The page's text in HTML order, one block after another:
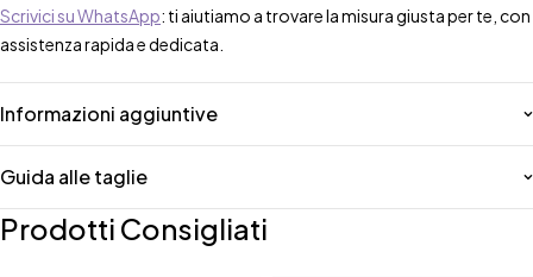
Scrivici su WhatsApp: ti aiutiamo a trovare la misura giusta per te, con
assistenza rapida e dedicata.
Informazioni aggiuntive
Guida alle taglie
Prodotti Consigliati